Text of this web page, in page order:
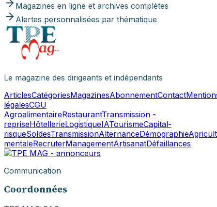
Magazines en ligne et archives complètes
Alertes personnalisées par thématique
Le magazine des dirigeants et indépendants
ArticlesCatégoriesMagazinesAbonnementContact
légalesCGU
AgroalimentaireRestaurantTransmission -
repriseHôtellerieLogistiqueIATourismeCapital-
risqueSoldesTransmissionAlternanceDémographie
mentaleRecruterManagementArtisanatDéfaillances
Communication
Coordonnées